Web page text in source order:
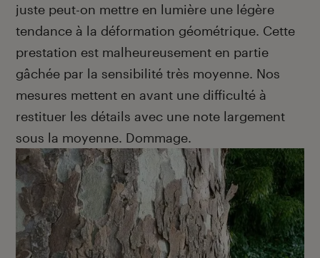
juste peut-on mettre en lumière une légère
tendance à la déformation géométrique. Cette
prestation est malheureusement en partie
gâchée par la sensibilité très moyenne. Nos
mesures mettent en avant une difficulté à
restituer les détails avec une note largement
sous la moyenne. Dommage.